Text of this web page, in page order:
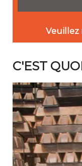
C'EST
Veuillez